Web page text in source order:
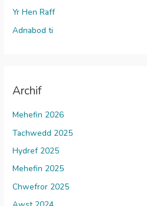
Yr Hen Raff
Adnabod ti
Archif
Mehefin 2026
Tachwedd 2025
Hydref 2025
Mehefin 2025
Chwefror 2025